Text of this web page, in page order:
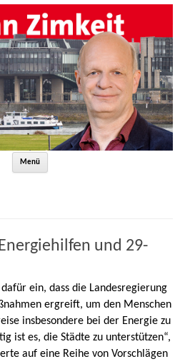
Menü
und 29-
ein, dass die Landesregierung
ergreift, um den Menschen
insbesondere bei der Energie zu
ist es, die Städte zu unterstützen“,
auf eine Reihe von Vorschlägen